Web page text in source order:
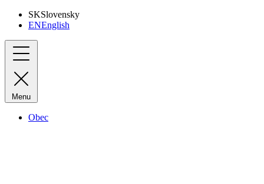
SKSlovensky
ENEnglish
Menu
Obec